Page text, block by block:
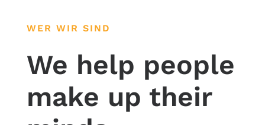
WER WIR SIND
We help people
make up their